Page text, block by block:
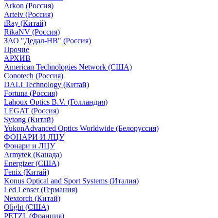
Arkon (Россия)
Artelv (Россия)
iRay (Китай)
RikaNV (Россия)
ЗАО "Дедал-НВ" (Россия)
Прочие
АРХИВ
American Technologies Network (США)
Conotech (Россия)
DALI Technology (Китай)
Fortuna (Россия)
Lahoux Optics B.V. (Голландия)
LEGAT (Россия)
Sytong (Китай)
YukonAdvanced Optics Worldwide (Белоруссия)
ФОНАРИ И ЛЦУ
Фонари и ЛЦУ
Armytek (Канада)
Energizer (США)
Fenix (Китай)
Konus Optical and Sport Systems (Италия)
Led Lenser (Германия)
Nextorch (Китай)
Olight (США)
PETZL (Франция)